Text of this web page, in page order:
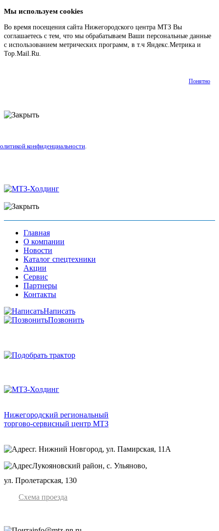
Мы используем cookies
Во время посещения сайта Нижегородского центра МТЗ Вы
соглашаетесь с тем, что мы обрабатываем Ваши персональные данные
с использованием метрических программ, в т.ч Яндекс.Метрика и
Top.Mail.Ru.
Понятно
конфиденциальности.
Главная
О компании
Новости
Каталог спецтехники
Акции
Сервис
Партнеры
Контакты
Написать
Позвонить
Нижегородский региональный
торгово-сервисный центр МТЗ
г. Нижний Новгород, ул. Памирская, 11А
Лукояновский район, с. Ульяново,
ул. Пролетарская, 130
Схема проезда